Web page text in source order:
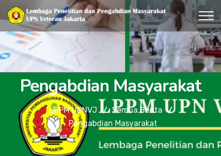
Pengabdian Masyarakat
LPPM UPNVJ
Semua Berita
Pengabdian Masyarakat